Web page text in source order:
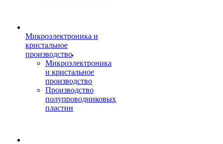
Микроэлектроника и
кристальное
производство
Микроэлектроника
и кристальное
производство
Производство
полупроводниковых
пластин